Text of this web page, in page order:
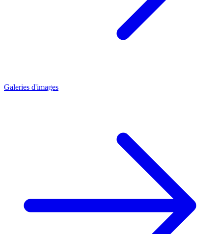
Galeries d'images